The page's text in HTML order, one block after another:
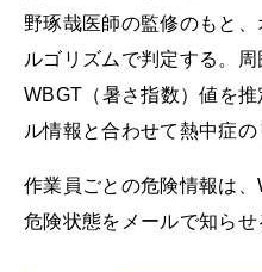
野琢哉医師の監修のもと
ルゴリズムで判定する。
WBGT（暑さ指数）値を
ル情報と合わせて熱中症の
作業員ごとの危険情報は、
危険状態をメールで知らせ